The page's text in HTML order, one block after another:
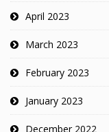
April 2023
March 2023
February 2023
January 2023
December 2022